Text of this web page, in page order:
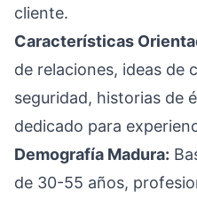
cliente.
Características
de relaciones, ideas de
seguridad, historias de
dedicado para
Demografía Madura:
de 30-55 años,